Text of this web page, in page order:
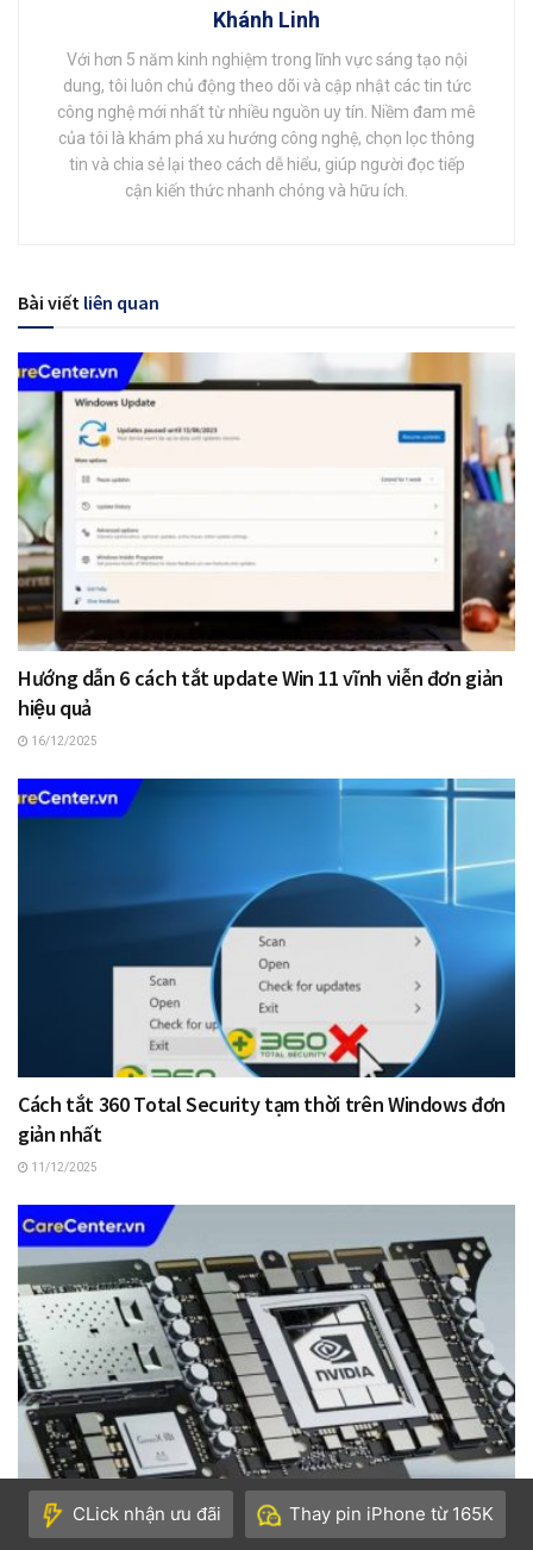
Khánh Linh
Với hơn 5 năm kinh nghiệm trong lĩnh vực sáng tạo nội
dung, tôi luôn chủ động theo dõi và cập nhật các tin tức
công nghệ mới nhất từ nhiều nguồn uy tín. Niềm đam mê
của tôi là khám phá xu hướng công nghệ, chọn lọc thông
tin và chia sẻ lại theo cách dễ hiểu, giúp người đọc tiếp
cận kiến thức nhanh chóng và hữu ích.
Bài viết liên quan
Hướng dẫn 6 cách tắt update Win 11 vĩnh viễn đơn giản
hiệu quả
16/12/2025
Cách tắt 360 Total Security tạm thời trên Windows đơn
giản nhất
11/12/2025
Cách share RAM cho card onboard giúp tăng hiệu suất đồ
CLick nhận ưu đãi Thay pin iPhone từ 165K